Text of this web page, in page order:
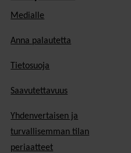
Medialle
Anna palautetta
Tietosuoja
Saavutettavuus
Yhdenvertaisen ja
turvallisemman tilan
periaatteet